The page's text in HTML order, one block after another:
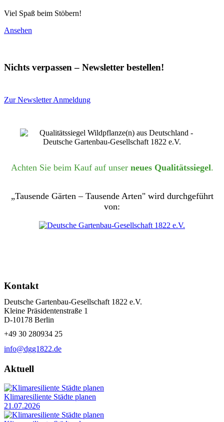
Viel Spaß beim Stöbern!
Ansehen
Nichts verpassen – Newsletter bestellen!
Zur Newsletter Anmeldung
Achten Sie beim Kauf auf unser neues Qualitätssiegel.
„Tausende Gärten – Tausende Arten" wird durchgeführt
von:
Kontakt
Deutsche Gartenbau-Gesellschaft 1822 e.V.
Kleine Präsidentenstraße 1
D-10178 Berlin
+49 30 280934 25
info@dgg1822.de
Aktuell
Klimaresiliente Städte planen
21.07.2026